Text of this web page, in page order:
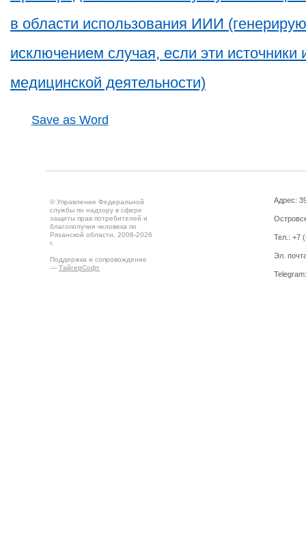
в области использования ИИИ
исключением случая, если эти источники
медицинской деятельности)
Save as Word
© Управление Федеральной
службы по надзору в сфере
защиты прав потребителей и
благополучия человека по
Рязанской области, 2006-2026
г.
Поддержка и сопровождение
— ТайгерСофт
Адрес:
Тел.: +7
Эл.